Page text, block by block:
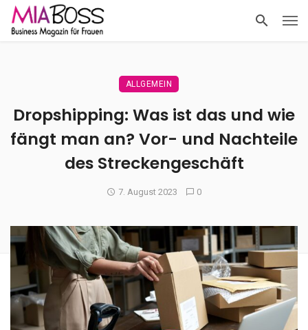
ALLGEMEIN
Dropshipping: Was ist das und wie
fängt man an? Vor- und Nachteile
des Streckengeschäft
7. August 2023 0